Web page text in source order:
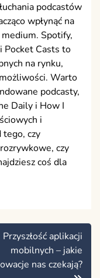
podcastów
wpłynąć na
Spotify,
Pocket Casts to
na rynku,
Warto
podcasty,
Daily i How I
i
tego, czy
czy
coś dla
Przyszłość aplikacji
mobilnych – jakie
nas czekają?